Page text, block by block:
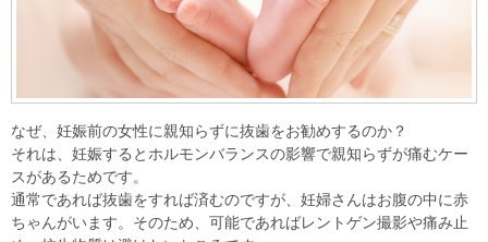
なぜ、妊娠前の女性に親知らずに抜歯をお勧めするのか？
それは、妊娠するとホルモンバランスの影響で親知らずが痛むケー
スがあるためです。
通常であれば抜歯をすれば済むのですが、妊婦さんはお腹の中に赤
ちゃんがいます。そのため、可能であればレントゲン撮影や痛み止